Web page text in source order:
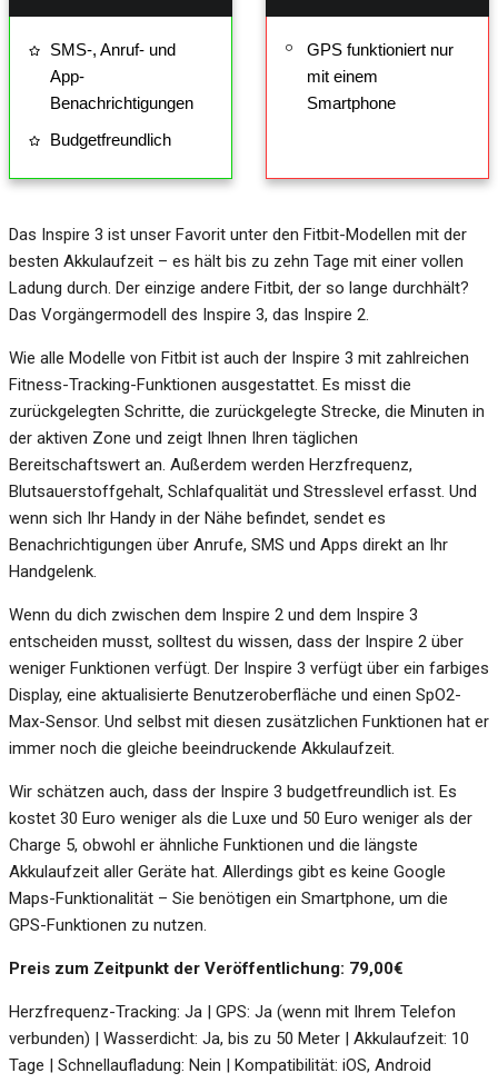
SMS-, Anruf- und
App-
Benachrichtigungen
Budgetfreundlich
GPS funktioniert nur
mit einem
Smartphone
Das Inspire 3 ist unser Favorit unter den Fitbit-Modellen mit der
besten Akkulaufzeit – es hält bis zu zehn Tage mit einer vollen
Ladung durch. Der einzige andere Fitbit, der so lange durchhält?
Das Vorgängermodell des Inspire 3, das Inspire 2.
Wie alle Modelle von Fitbit ist auch der Inspire 3 mit zahlreichen
Fitness-Tracking-Funktionen ausgestattet. Es misst die
zurückgelegten Schritte, die zurückgelegte Strecke, die Minuten in
der aktiven Zone und zeigt Ihnen Ihren täglichen
Bereitschaftswert an. Außerdem werden Herzfrequenz,
Blutsauerstoffgehalt, Schlafqualität und Stresslevel erfasst. Und
wenn sich Ihr Handy in der Nähe befindet, sendet es
Benachrichtigungen über Anrufe, SMS und Apps direkt an Ihr
Handgelenk.
Wenn du dich zwischen dem Inspire 2 und dem Inspire 3
entscheiden musst, solltest du wissen, dass der Inspire 2 über
weniger Funktionen verfügt. Der Inspire 3 verfügt über ein farbiges
Display, eine aktualisierte Benutzeroberfläche und einen SpO2-
Max-Sensor. Und selbst mit diesen zusätzlichen Funktionen hat er
immer noch die gleiche beeindruckende Akkulaufzeit.
Wir schätzen auch, dass der Inspire 3 budgetfreundlich ist. Es
kostet 30 Euro weniger als die Luxe und 50 Euro weniger als der
Charge 5, obwohl er ähnliche Funktionen und die längste
Akkulaufzeit aller Geräte hat. Allerdings gibt es keine Google
Maps-Funktionalität – Sie benötigen ein Smartphone, um die
GPS-Funktionen zu nutzen.
Preis zum Zeitpunkt der Veröffentlichung: 79,00€
Herzfrequenz-Tracking: Ja | GPS: Ja (wenn mit Ihrem Telefon
verbunden) | Wasserdicht: Ja, bis zu 50 Meter | Akkulaufzeit: 10
Tage | Schnellaufladung: Nein | Kompatibilität: iOS, Android